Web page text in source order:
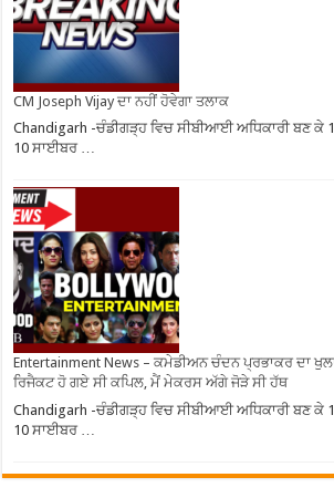
CM Joseph Vijay ਦਾ ਨਹੀਂ ਹੋਵੇਗਾ ਤਲਾਕ
Chandigarh -ਚੰਡੀਗੜ੍ਹ ਵਿਚ ਸੀਬੀਆਈ ਅਧਿਕਾਰੀ ਬਣ ਕੇ
10 ਸਾਈਬਰ …
Entertainment News – ਕਮੇਡੀਅਨ ਚੰਦਨ ਪ੍ਰਭਾਕਰ ਦਾ
ਰਿਜੈਕਟ ਹੋ ਗਏ ਸੀ ਕਪਿਲ, ਮੈਂ ਮੇਕਰਸ ਅੱਗੇ ਜੋੜੇ ਸੀ ਹੱਥ
Chandigarh -ਚੰਡੀਗੜ੍ਹ ਵਿਚ ਸੀਬੀਆਈ ਅਧਿਕਾਰੀ ਬਣ ਕੇ
10 ਸਾਈਬਰ …